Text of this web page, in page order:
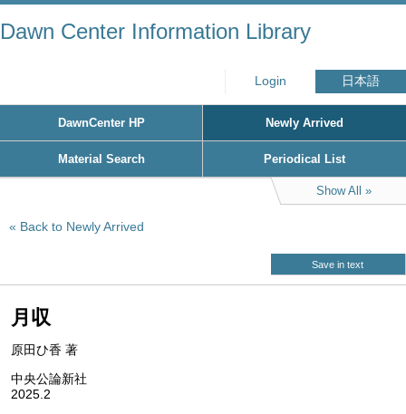
Dawn Center Information Library
Login 日本語
DawnCenter HP Newly Arrived
Material Search Periodical List
Show All
Back to Newly Arrived
Save in text
月収
原田ひ香 著
中央公論新社
2025.2